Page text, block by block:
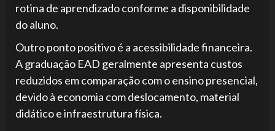
rotina de aprendizado conforme a disponibilidade
do aluno.
Outro ponto positivo é a acessibilidade financeira.
A graduação EAD geralmente apresenta custos
reduzidos em comparação com o ensino presencial,
devido à economia com deslocamento, material
didático e infraestrutura física.